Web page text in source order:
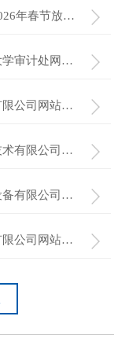
【放假通知】卫来网络公司2026年春节放假十二天安排通知
【成功签约】中国科学技术大学审计处网站建设项目验收通过
【成功签约】合肥众大科技有限公司网站建设项目验收通过
【成功签约】安徽圆鼎通讯技术有限公司网站建设项目验收通过
【成功签约】安徽神工智能设备有限公司网站建设项目验收通过
【成功签约】安徽森麦服饰有限公司网站建设项目验收通过